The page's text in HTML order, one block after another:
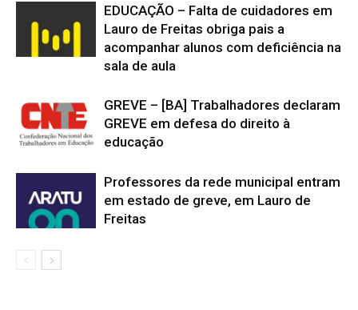
EDUCAÇÃO – Falta de cuidadores em
Lauro de Freitas obriga pais a
acompanhar alunos com deficiência na
sala de aula
GREVE – [BA] Trabalhadores declaram
GREVE em defesa do direito à
educação
Professores da rede municipal entram
em estado de greve, em Lauro de
Freitas